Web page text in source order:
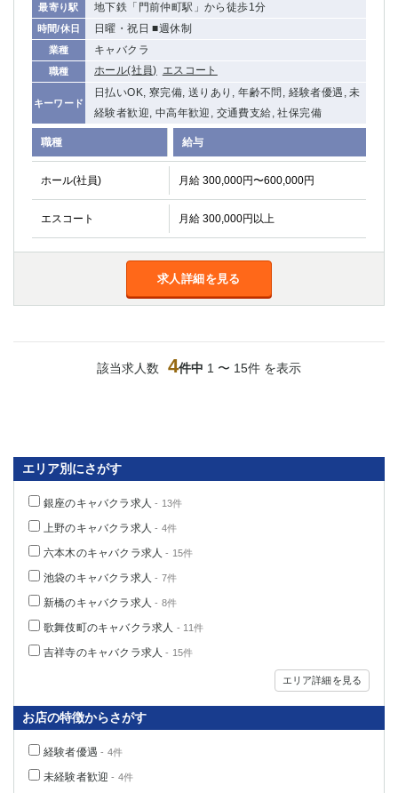
最寄り駅 地下鉄「門前仲町駅」から徒歩1分
時間/休日 日曜・祝日 ■週休制
業種 キャバクラ
職種 ホール(社員) エスコート
キーワード
日払いOK, 寮完備, 送りあり, 年齢不問, 経験者優遇, 未
経験者歓迎, 中高年歓迎, 交通費支給, 社保完備
職種 給与
ホール(社員) 月給 300,000円〜600,000円
エスコート 月給 300,000円以上
求人詳細を見る
該当求人数 4件中 1 〜 15件 を表示
エリア別にさがす
銀座のキャバクラ求人- 13件
上野のキャバクラ求人- 4件
六本木のキャバクラ求人- 15件
池袋のキャバクラ求人- 7件
新橋のキャバクラ求人- 8件
歌舞伎町のキャバクラ求人 - 11件
吉祥寺のキャバクラ求人- 15件
エリア詳細を見る
お店の特徴からさがす
経験者優遇 - 4件
未経験者歓迎 - 4件